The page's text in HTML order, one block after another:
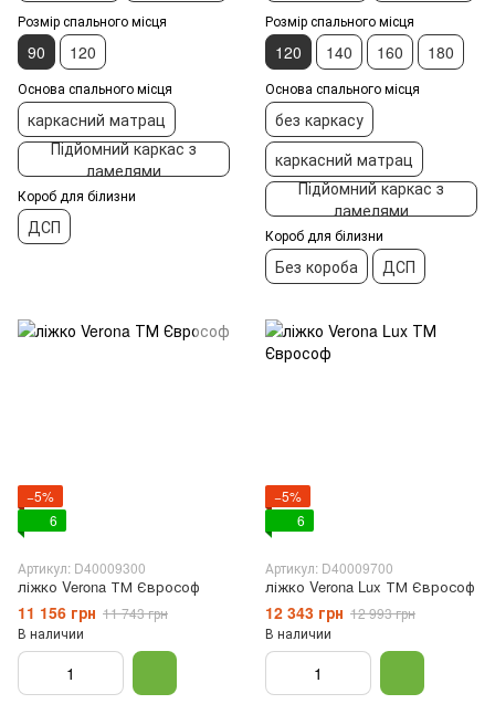
Розмір спального місця
90 120
Основа спального місця
каркасний матрац
Підйомний каркас з
ламелями
Короб для білизни
ДСП
Розмір спального місця
120 140 160 180
Основа спального місця
без каркасу
каркасний матрац
Підйомний каркас з
ламелями
Короб для білизни
Без короба ДСП
−5%
6
Артикул: D40009300
ліжко Verona ТМ Єврософ
11 156 грн 11 743 грн
В наличии
−5%
6
Артикул: D40009700
ліжко Verona Lux ТМ Єврософ
12 343 грн 12 993 грн
В наличии